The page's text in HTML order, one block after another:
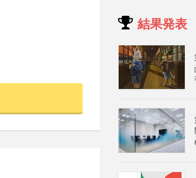
結果発表